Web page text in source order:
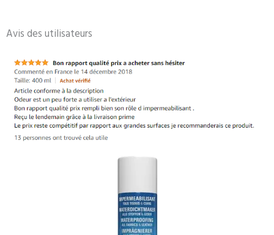
Avis des utilisateurs